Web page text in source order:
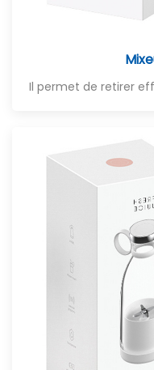
Il permet de retirer